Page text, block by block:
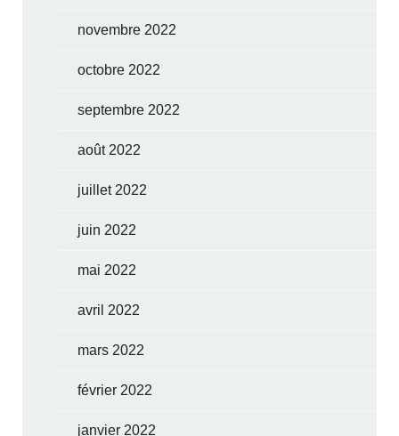
novembre 2022
octobre 2022
septembre 2022
août 2022
juillet 2022
juin 2022
mai 2022
avril 2022
mars 2022
février 2022
janvier 2022